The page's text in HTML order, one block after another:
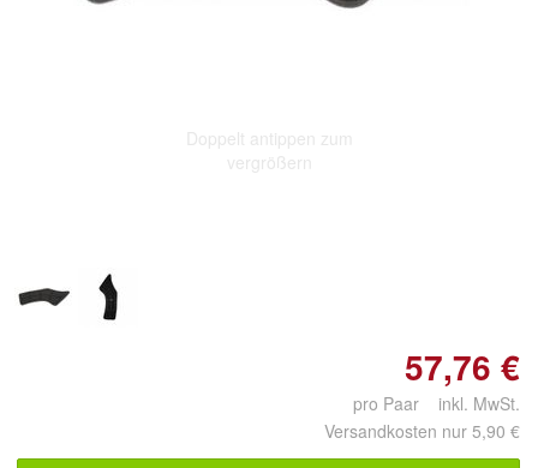
Doppelt antippen zum
vergrößern
57,76 €
pro Paar inkl. MwSt.
Versandkosten nur 5,90 €